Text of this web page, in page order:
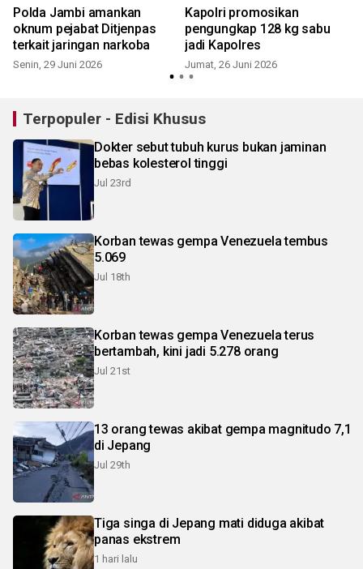
Polda Jambi amankan
oknum pejabat Ditjenpas
terkait jaringan narkoba
Senin, 29 Juni 2026
Kapolri promosikan
pengungkap 128 kg sabu
jadi Kapolres
Jumat, 26 Juni 2026
Terpopuler - Edisi Khusus
Dokter sebut tubuh kurus bukan jaminan
bebas kolesterol tinggi
Jul 23rd
Korban tewas gempa Venezuela tembus
5.069
Jul 18th
Korban tewas gempa Venezuela terus
bertambah, kini jadi 5.278 orang
Jul 21st
13 orang tewas akibat gempa magnitudo 7,1
di Jepang
Jul 29th
Tiga singa di Jepang mati diduga akibat
panas ekstrem
1 hari lalu